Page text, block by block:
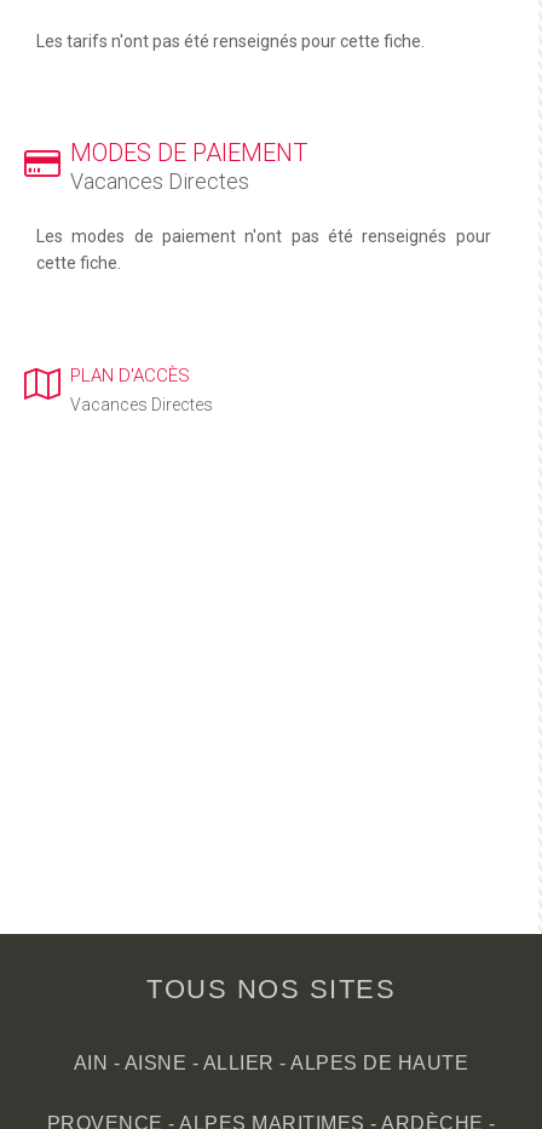
Les tarifs n'ont pas été renseignés pour cette fiche.
MODES DE PAIEMENT
Vacances Directes
Les modes de paiement n'ont pas été renseignés pour
cette fiche.
PLAN D'ACCÈS
Vacances Directes
TOUS NOS SITES
AIN - AISNE - ALLIER -ALPES DE HAUTE
PROVENCE - ALPES MARITIMES - ARDÈCHE -